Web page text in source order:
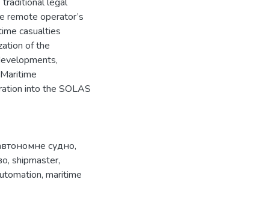
remote operator’s
casualties
of the
into the SOLAS
судно,
, shipmaster,
, maritime